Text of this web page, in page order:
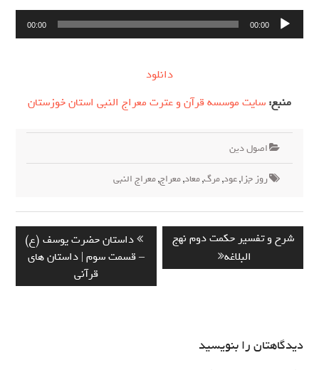
پخش‌کننده
صوت
00:00
00:00
دانلود
منبع: سایت موسسه قرآن و عترت معراج النبی استان خوزستان
اصول دين
روز جزا,عود,مرگ,معاد,معراج,معراج النبي
راهبری
نوشته
Previous
post:
داستان حضرت یوسف (ع)
– قسمت سوم | داستان های
قرآنی
Next
شرح و تفسیر حکمت دوم نهج
البلاغه
دیدگاهتان را بنویسید